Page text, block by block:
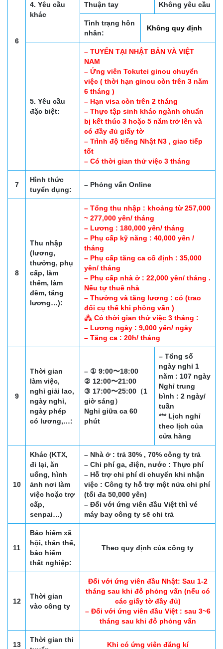
6
4. Yêu cầu
khác
Thuận tay Không yêu cầu
Tình trạng hôn
nhân:
Không quy định
5. Yêu cầu
đặc biệt:
– TUYỂN TẠI NHẬT BẢN VÀ VIỆT
NAM
– Ứng viên Tokutei ginou chuyển
việc ( thời hạn ginou còn trên 3 năm
6 tháng )
– Hạn visa còn trên 2 tháng
– Thực tập sinh khác ngành chuẩn
bị kết thúc 3 hoặc 5 năm trở lên và
có đầy đủ giấy tờ
– Trình độ tiếng Nhật N3 , giao tiếp
tốt
– Có thời gian thử việc 3 tháng
7
Hình thức
tuyển dụng:
– Phỏng vấn Online
8
Thu nhập
(lương,
thưởng, phụ
cấp, làm
thêm, làm
đêm, tăng
lương…):
– Tổng thu nhập : khoảng từ 257,000
~ 277,000 yên/ tháng
– Lương : 180,000 yên/ tháng
– Phụ cấp kỹ năng : 40,000 yên /
tháng
– Phụ cấp tăng ca cố định : 35,000
yên/ tháng
– Phụ cấp nhà ở : 22,000 yên/ tháng .
Nếu tự thuê nhà
– Thưởng và tăng lương : có (trao
đổi cụ thể khi phỏng vấn )
⁂ Có thời gian thử việc 3 tháng :
– Lương ngày : 9,000 yên/ ngày
– Tăng ca : 20h/ tháng
9
Thời gian
làm việc,
nghỉ giải lao,
ngày nghỉ,
ngày phép
có lương,…:
– ① 9:00〜18:00
② 12:00〜21:00
③ 17:00〜25:00（1
giờ sáng）
Nghỉ giữa ca 60
phút
– Tổng số
ngày nghỉ 1
năm : 107 ngày
Nghỉ trung
bình : 2 ngày/
tuần
*** Lịch nghỉ
theo lịch của
cửa hàng
10
Khác (KTX,
đi lại, ăn
uống, hình
ảnh nơi làm
việc hoặc trợ
cấp,
senpai…)
– Nhà ở : trả 30% , 70% công ty trả
– Chi phí ga, điện, nước : Thực phí
– Hỗ trợ chi phí di chuyển khi nhận
việc : Công ty hỗ trợ một nửa chi phí
(tối đa 50,000 yên)
– Đối với ứng viên đầu Việt thì vé
máy bay công ty sẽ chi trả
11
Bảo hiểm xã
hội, thân thể,
bảo hiểm
thất nghiệp:
Theo quy định của công ty
12
Thời gian
vào công ty
Đối với ứng viên đầu Nhật: Sau 1-2
tháng sau khi đỗ phỏng vấn (nếu có
các giấy tờ đầy đủ)
– Đối với ứng viên đầu Việt : sau 3~6
tháng sau khi đỗ phỏng vấn
13
Thời gian thi
Khi có ứng viên đăng kí